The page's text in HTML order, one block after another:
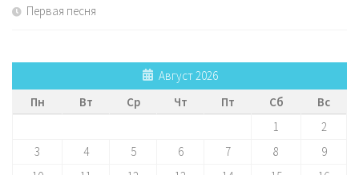
Первая песня
Август 2026
Пн
Вт Ср Чт Пт Сб
Вс
1
2
3
4 5 6 7 8
9